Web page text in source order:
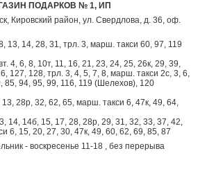
ПОДАРКОВ № 1, ИП
Кировский район, ул. Свердлова, д. 36, оф.
13, 14, 28, 31, трл. 3, марш. такси 60, 97, 119
4, 6, 8, 10т, 11, 16, 21, 23, 24, 25, 26к, 29, 39,
127, 128, трл. 3, 4, 5, 7, 8, марш. такси 2с, 3, 6,
85, 94, 95, 99, 116, 119 (Шелехов), 120
28р, 32, 62, 65, марш. такси 6, 47к, 49, 64,
14, 14б, 15, 17, 28, 28р, 29, 31, 32, 33, 37, 42,
6, 15, 20, 27, 30, 47к, 49, 60, 62, 69, 85, 87
- воскресенье 11-18 , без перерыва